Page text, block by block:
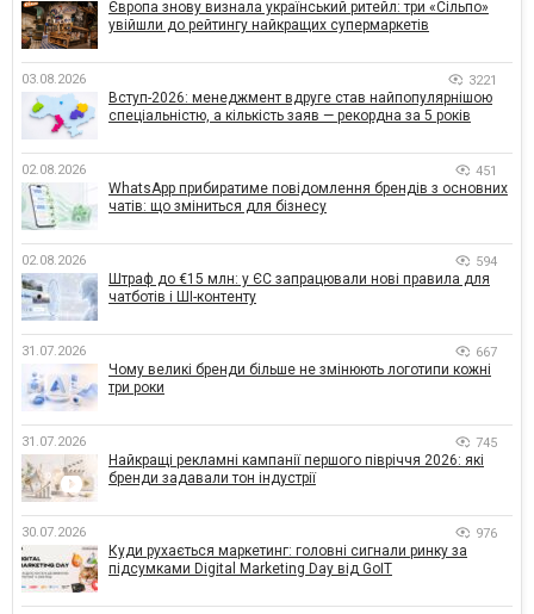
Європа знову визнала український ритейл: три «Сільпо»
увійшли до рейтингу найкращих супермаркетів
03.08.2026 3221
Вступ-2026: менеджмент вдруге став найпопулярнішою
спеціальністю, а кількість заяв — рекордна за 5 років
02.08.2026 451
WhatsApp прибиратиме повідомлення брендів з основних
чатів: що зміниться для бізнесу
02.08.2026 594
Штраф до €15 млн: у ЄС запрацювали нові правила для
чатботів і ШІ-контенту
31.07.2026 667
Чому великі бренди більше не змінюють логотипи кожні
три роки
31.07.2026 745
Найкращі рекламні кампанії першого півріччя 2026: які
бренди задавали тон індустрії
30.07.2026 976
Куди рухається маркетинг: головні сигнали ринку за
підсумками Digital Marketing Day від GoIT